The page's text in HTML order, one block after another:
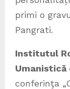
primi o
Pangrati.
Institutul
Umanistică
conferinţa